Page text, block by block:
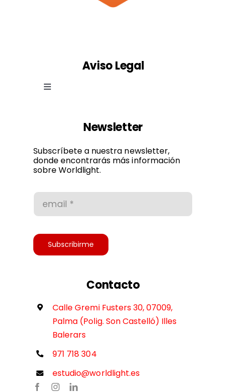
Aviso Legal
Toggle
Política de privacidad
Accesibilidad
Newsletter
Subscríbete a nuestra newsletter,
donde encontrarás más información
sobre Worldlight.
Subscribirme
Contacto
Calle Gremi Fusters 30, 07009,
Palma (Polig. Son Castelló) Illes
Balerars
971 718 304
estudio@worldlight.es